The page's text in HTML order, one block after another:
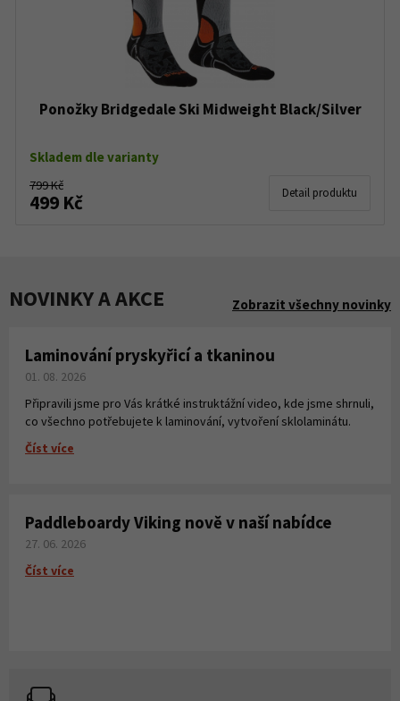
Ponožky Bridgedale Ski Midweight Black/Silver
Skladem dle varianty
799 Kč
499 Kč Detail produktu
NOVINKY A AKCE Zobrazit všechny novinky
Laminování pryskyřicí a tkaninou
01. 08. 2026
Připravili jsme pro Vás krátké instruktážní video, kde jsme shrnuli,
co všechno potřebujete k laminování, vytvoření sklolaminátu.
Číst více
Paddleboardy Viking nově v naší nabídce
27. 06. 2026
Číst více